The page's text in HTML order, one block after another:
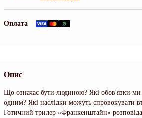
Оплата
Опис
Що означає бути людиною? Які обов'язки ми
одним? Які наслідки можуть спровокувати
Готичний трилер «Франкенштайн»